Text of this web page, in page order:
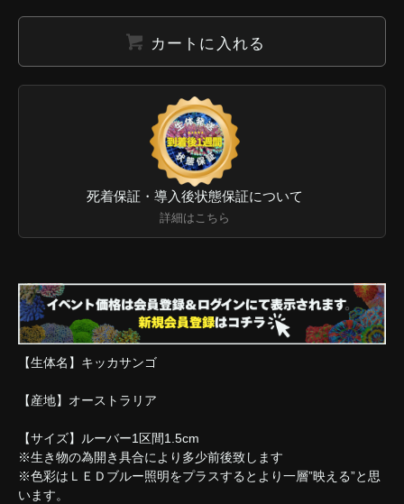
カートに入れる
死着保証・導入後状態保証について
詳細はこちら
【生体名】キッカサンゴ
【産地】オーストラリア
【サイズ】ルーバー1区間1.5cm
※生き物の為開き具合により多少前後致します
※色彩はＬＥＤブルー照明をプラスするとより一層”映える”と思
います。